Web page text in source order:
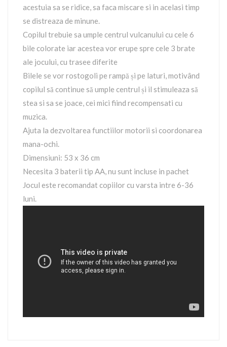
acestuia sa se ridice, sa faca miscare si in acelasi timp
se distreaza de minune.
Copilul trebuie sa umple centrul vulcanului cu cele 6
bile colorate iar acestea vor erupe spre cele 3 brate
ale jocului, cu trasee diferite
Bilele se vor rostogoli pe rampă și pe laturi, motivând
copilul să continue să umple centrul și il stimuleaza să
stea si sa se joace, cei mici fiind recompensati cu
muzica.
Ajuta la dezvoltarea functiilor motorii si coordonarea
mana-ochi.
Dimensiuni: 53 x 36 cm
Necesita 3 baterii tip AA, nu sunt incluse in pachet
Jocul este recomandat copiilor cu varsta intre 6-36
luni.